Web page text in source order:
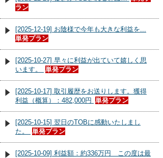
ラン
[2025-12-19] お陰様で今年も大きな利益を...
単発プラン
[2025-10-27] 早々に利益が出ていて嬉しく思
います。
単発プラン
[2025-10-17] 取引履歴をお送りします。獲得
利益（概算）：482,000円 単発プラン
[2025-10-15] 翌日のTOBに感動いたしまし
た。
単発プラン
[2025-10-09] 利益額：約336万円 この度は最